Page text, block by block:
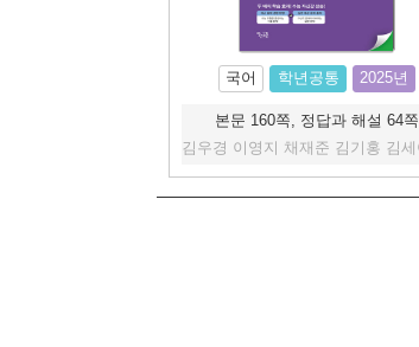
국어 학년공통 2025년
본문 160쪽, 정답과 해설 64쪽